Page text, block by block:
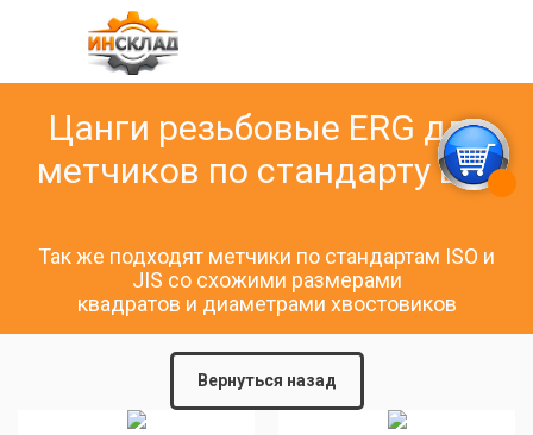
Цанги резьбовые ERG для
метчиков по стандарту DIN
Так же подходят метчики по стандартам ISO и
JIS со схожими размерами
квадратов и диаметрами хвостовиков
Вернуться назад